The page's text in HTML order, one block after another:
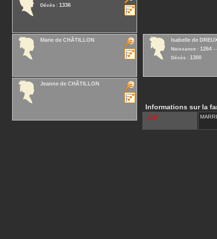
Décès : 1336
Marie de CHÂTILLON
Jeanne de CHÂTILLON
Isabelle de
Naissance : 1264
Décès : 1300
Informations sur la
_UST